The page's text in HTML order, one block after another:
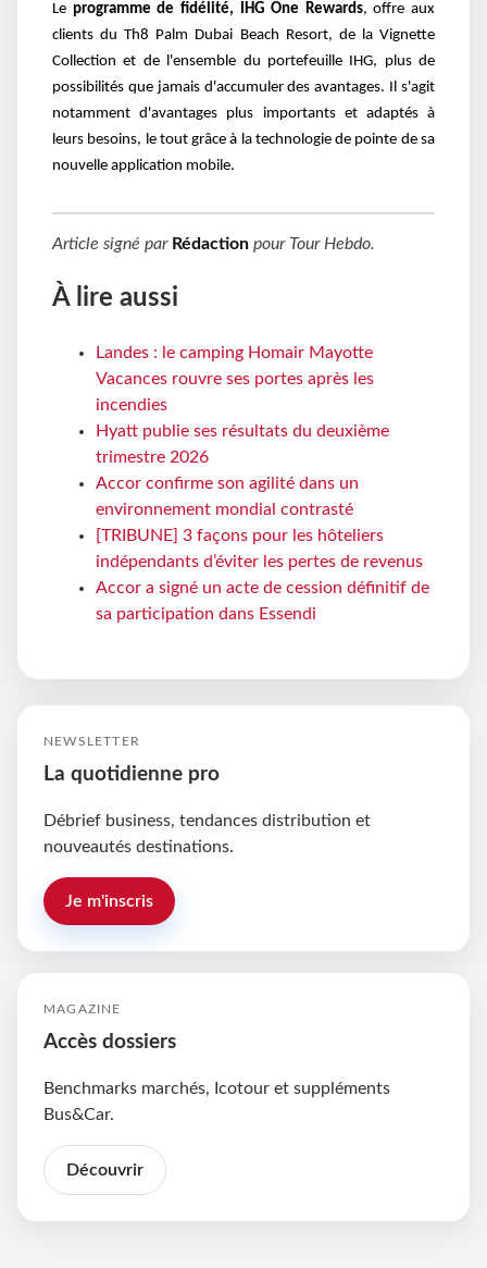
Le programme de fidélité, IHG One Rewards, offre aux
clients du Th8 Palm Dubai Beach Resort, de la Vignette
Collection et de l'ensemble du portefeuille IHG, plus de
possibilités que jamais d'accumuler des avantages. Il s'agit
notamment d'avantages plus importants et adaptés à
leurs besoins, le tout grâce à la technologie de pointe de sa
nouvelle application mobile.
Article signé par Rédaction pour Tour Hebdo.
À lire aussi
Landes : le camping Homair Mayotte
Vacances rouvre ses portes après les
incendies
Hyatt publie ses résultats du deuxième
trimestre 2026
Accor confirme son agilité dans un
environnement mondial contrasté
[TRIBUNE] 3 façons pour les hôteliers
indépendants d’éviter les pertes de revenus
Accor a signé un acte de cession définitif de
sa participation dans Essendi
NEWSLETTER
La quotidienne pro
Débrief business, tendances distribution et
nouveautés destinations.
Je m'inscris
MAGAZINE
Accès dossiers
Benchmarks marchés, Icotour et suppléments
Bus&Car.
Découvrir